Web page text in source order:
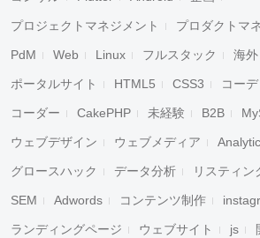
プロジェクトマネジメント プロダクトマ
PdM Web Linux フルスタック 海外
ポータルサイト HTML5 CSS3 コー
コーダー CakePHP 未経験 B2B
ウェブデザイン ウェブメディア
グロースハック データ分析 リスティン
SEM Adwords コンテンツ制作
ランディングページ ウェブサイト js